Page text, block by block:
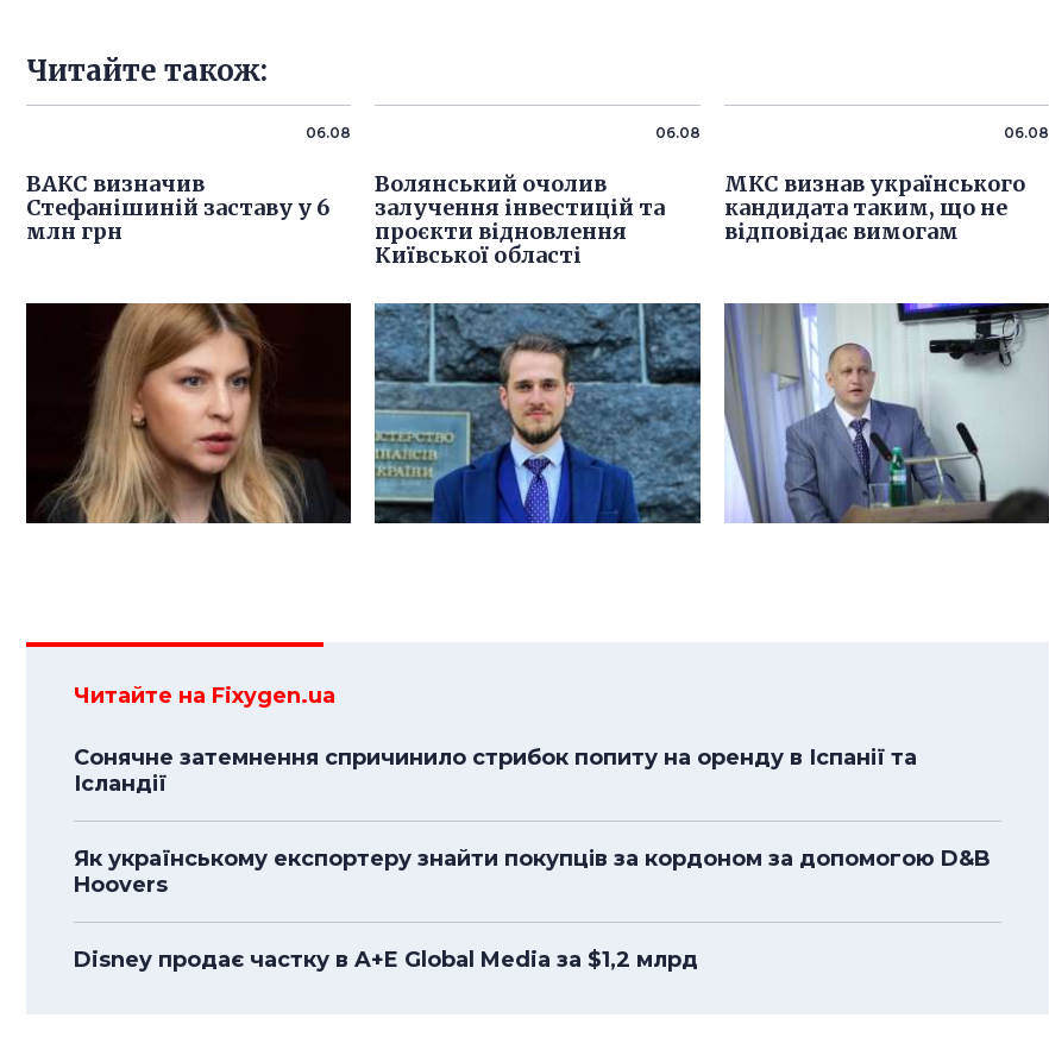
Читайте також:
06.08
ВАКС визначив
Стефанішиній заставу у 6
млн грн
06.08
Волянський очолив
залучення інвестицій та
проєкти відновлення
Київської області
06.08
МКС визнав українського
кандидата таким, що не
відповідає вимогам
Читайте на Fixygen.ua
Сонячне затемнення спричинило стрибок попиту на оренду в Іспанії та
Ісландії
Як українському експортеру знайти покупців за кордоном за допомогою D&B
Hoovers
Disney продає частку в A+E Global Media за $1,2 млрд